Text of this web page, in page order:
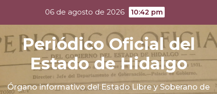
content
06 de agosto de 2026 10:42 pm
Periódico Oficial del
Estado de Hidalgo
Órgano informativo del Estado Libre y Soberano de